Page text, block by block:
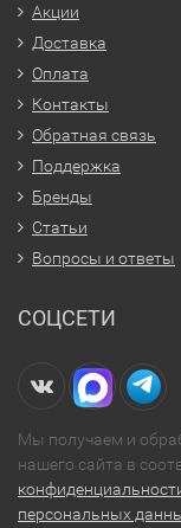
Акции
Доставка
Оплата
Контакты
Обратная связь
Поддержка
Бренды
Статьи
Вопросы и ответы
СОЦСЕТИ
Мы получаем и
нашего сайта в
персональных